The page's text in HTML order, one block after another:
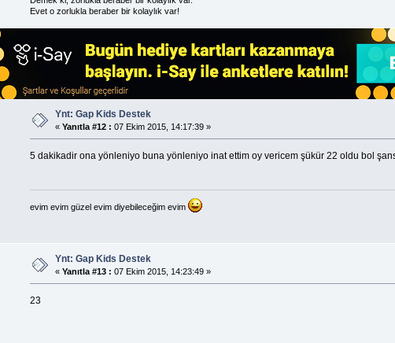
Evet o zorlukla beraber bir kolaylık var!
Ynt: Gap Kids Destek
« Yanıtla #12 : 07 Ekim 2015, 14:17:39 »
5 dakikadir ona yönleniyo buna yönleniyo inat ettim oy vericem şükür 22 oldu bol
evim evim güzel evim diyebileceğim evim
Ynt: Gap Kids Destek
« Yanıtla #13 : 07 Ekim 2015, 14:23:49 »
23